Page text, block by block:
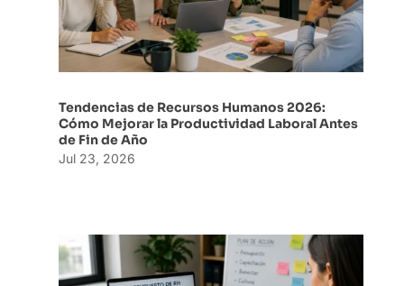
Tendencias de Recursos Humanos 2026:
Cómo Mejorar la Productividad Laboral Antes
de Fin de Año
Jul 23, 2026